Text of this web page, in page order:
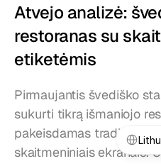
Atvejo analizė:
restoranas su
etiketėmis
Pirmaujantis švediško
sukurti tikrą išmaniojo
pakeisdamas tradicines
skaitmeniniais ekranais.
Select